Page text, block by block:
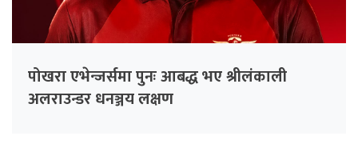
पोखरा एभेन्जर्समा पुनः आबद्ध भए श्रीलंकाली
अलराउन्डर धनञ्जय लक्षण